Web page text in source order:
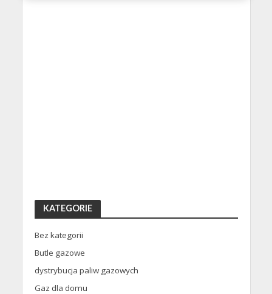
KATEGORIE
Bez kategorii
Butle gazowe
dystrybucja paliw gazowych
Gaz dla domu